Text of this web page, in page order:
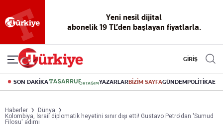
Yeni nesil dijital
abonelik 19 TL’den başlayan fiyatlarla.
GİRİŞ
SON DAKİKA YAZARLARBİZİM SAYFAGÜNDEMPOLİTİKA
Haberler
Dünya
Kolombiya, İsrail diplomatik heyetini sınır dışı etti! Gustavo Petro'dan 'Sumud
Filosu' adımı